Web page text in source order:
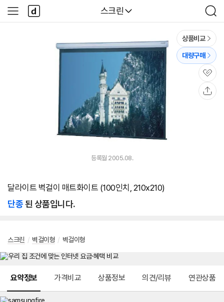
다나와
스크린
검
색
사
이
다
나
와
상품비교
대량구매
관
심
등록월 2005.08.
달라이트 벽걸이 매트화이트 (100인치, 210x210)
단종된 상품입니다.
스크린 / 벽걸이형 / 벽걸이형
요약정보 가격비교 상품정보 의견/리뷰 연관상품